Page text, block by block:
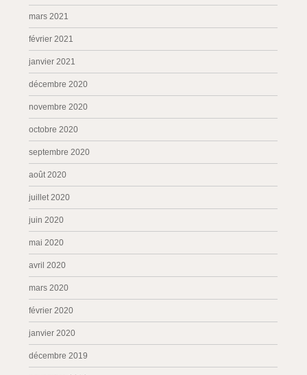
mars 2021
février 2021
janvier 2021
décembre 2020
novembre 2020
octobre 2020
septembre 2020
août 2020
juillet 2020
juin 2020
mai 2020
avril 2020
mars 2020
février 2020
janvier 2020
décembre 2019